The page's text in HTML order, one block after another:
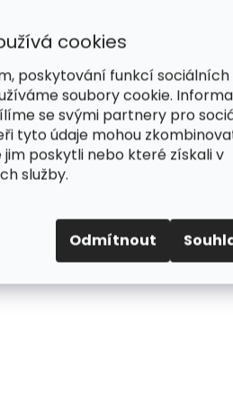
cookies
poskytování funkcí
soubory cookie.
se svými partnery pro
tyto údaje mohou
poskytli nebo které získali v
služby.
Odmítnout